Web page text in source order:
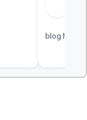
án hơn web hay,